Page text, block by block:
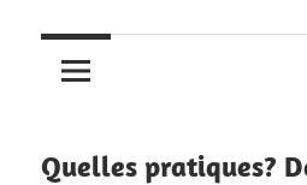
en
Théologie
Quelles pratiques?